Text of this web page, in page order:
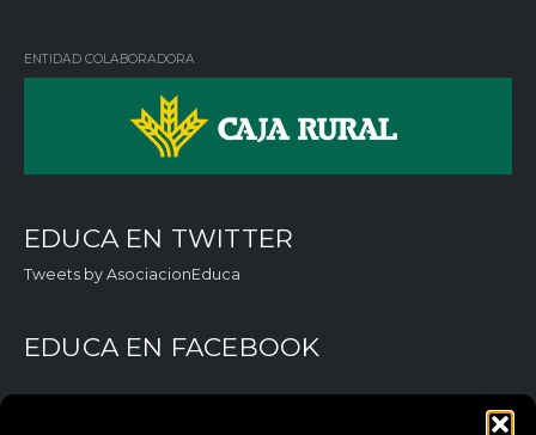
ENTIDAD COLABORADORA
EDUCA EN TWITTER
Tweets by AsociacionEduca
EDUCA EN FACEBOOK